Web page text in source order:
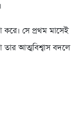
সে প্রথম মাসেই
আত্মবিশ্বাস বদলে